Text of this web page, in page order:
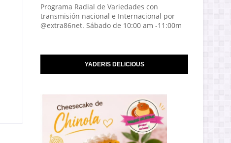
Programa Radial de Variedades con
transmisión nacional e Internacional por
@extra86net. Sábado de 10:00 am -11:00m
YADERIS DELICIOUS